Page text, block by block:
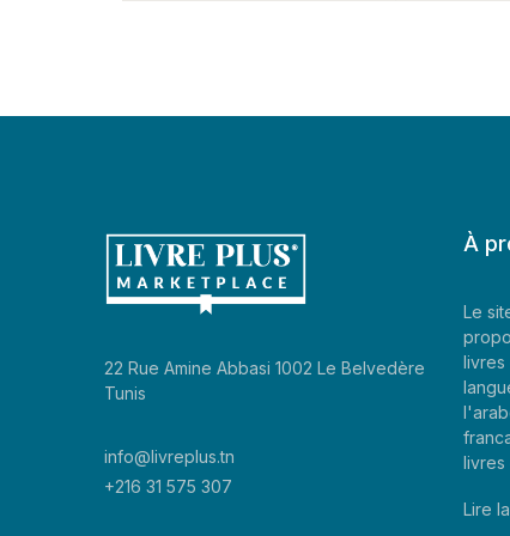
22 Rue Amine Abbasi 1002 Le Belvedère
Tunis
info@livreplus.tn
+216 31 575 307
À
Le
livres
livres
Lire